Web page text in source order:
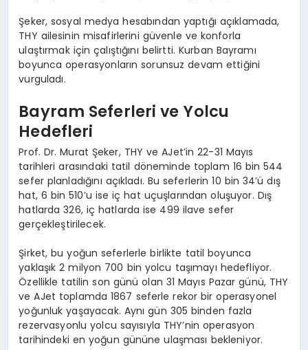
Şeker, sosyal medya hesabından yaptığı açıklamada,
THY ailesinin misafirlerini güvenle ve konforla
ulaştırmak için çalıştığını belirtti. Kurban Bayramı
boyunca operasyonların sorunsuz devam ettiğini
vurguladı.
Bayram Seferleri ve Yolcu
Hedefleri
Prof. Dr. Murat Şeker, THY ve AJet’in 22-31 Mayıs
tarihleri arasındaki tatil döneminde toplam 16 bin 544
sefer planladığını açıkladı. Bu seferlerin 10 bin 34’ü dış
hat, 6 bin 510’u ise iç hat uçuşlarından oluşuyor. Dış
hatlarda 326, iç hatlarda ise 499 ilave sefer
gerçekleştirilecek.
Şirket, bu yoğun seferlerle birlikte tatil boyunca
yaklaşık 2 milyon 700 bin yolcu taşımayı hedefliyor.
Özellikle tatilin son günü olan 31 Mayıs Pazar günü, THY
ve AJet toplamda 1867 seferle rekor bir operasyonel
yoğunluk yaşayacak. Aynı gün 305 binden fazla
rezervasyonlu yolcu sayısıyla THY’nin operasyon
tarihindeki en yoğun gününe ulaşması bekleniyor.